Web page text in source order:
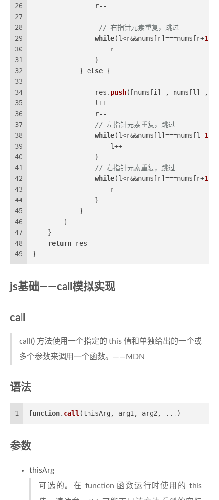
26
27
28
29
30
31
32
33
34
35
36
37
38
39
40
41
42
43
44
45
46
47
48
49
                r--
// 右指针元素重复，跳过
while(l<r&&nums[r]===nums[r+1
                    r--
                }
            }
else {
                res.
push([nums[i] , nums[l] ,
                l++
                r--
// 左指针元素重复，跳过
while(l<r&&nums[l]===nums[l-1
                    l++
                }
// 右指针元素重复，跳过
while(l<r&&nums[r]===nums[r+1
                    r--
                }
            }
        }
    }
return res
}
js基础——call模拟实现
call
call() 方法使用一个指定的 this 值和单独给出的一个或
多个参数来调用一个函数。——MDN
语法
1 function. call (thisArg, arg1, arg2, ...)
参数
thisArg
可选的。在 function 函数运行时使用的 this